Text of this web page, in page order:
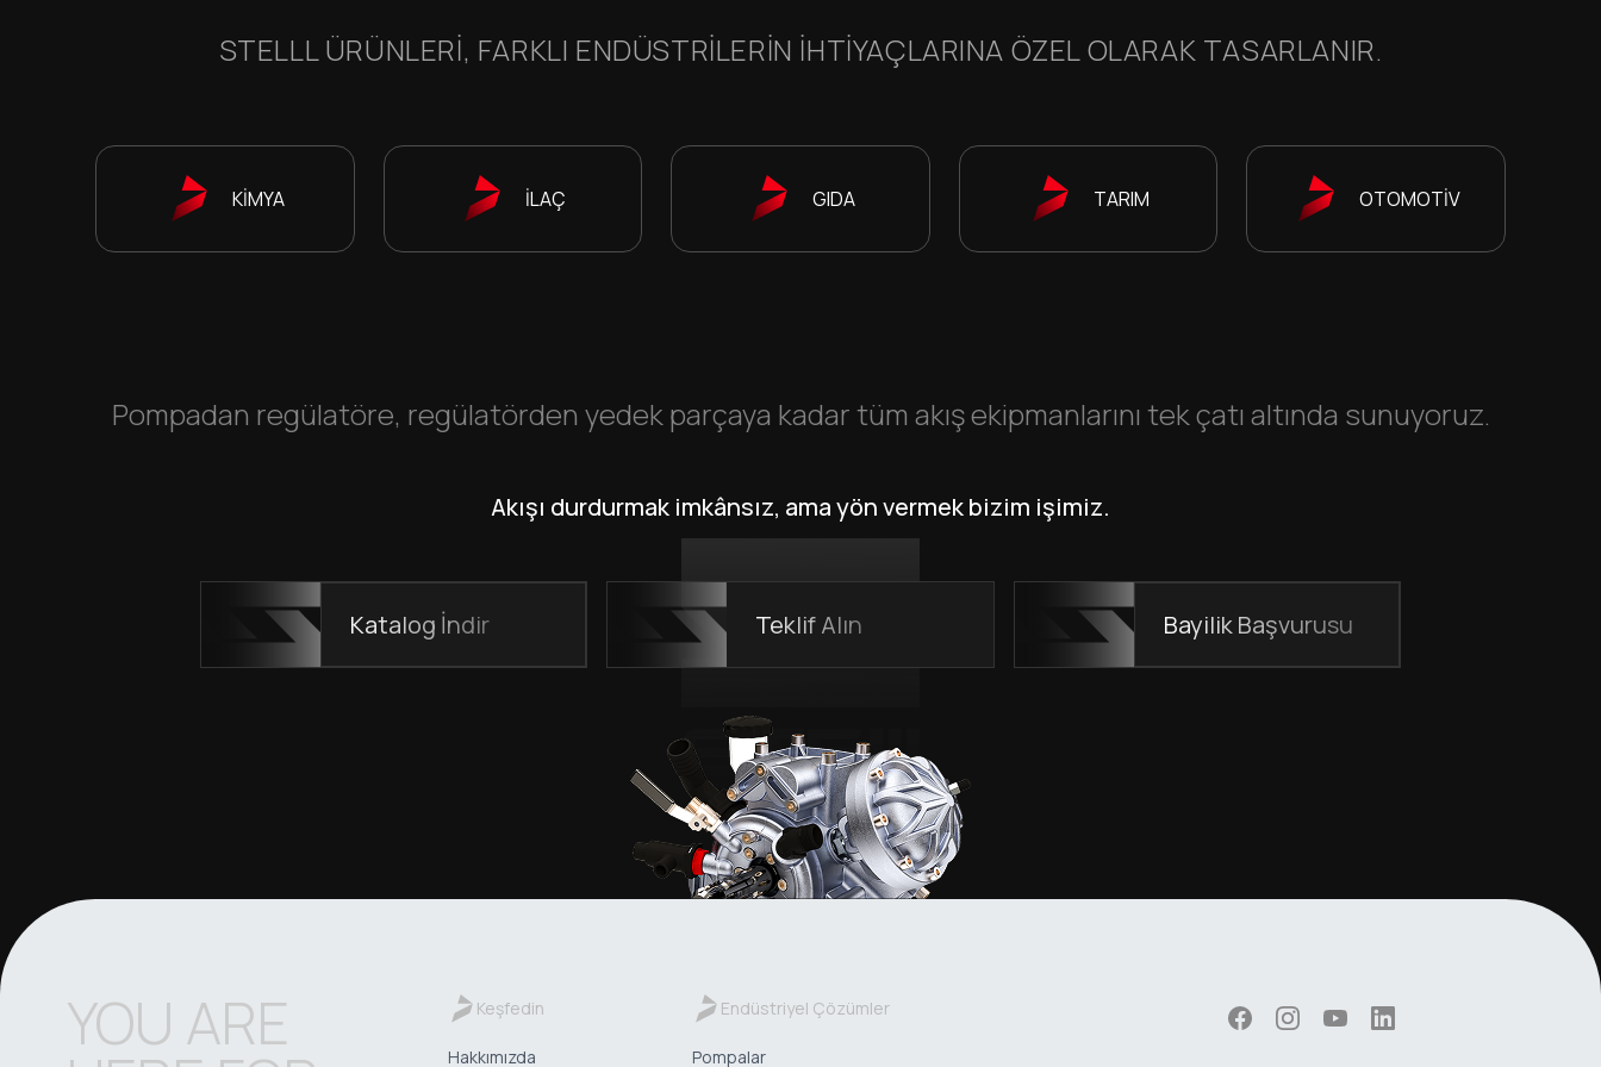
STELLL ÜRÜNLERI, FARKLI ENDÜSTRILERIN IHTIYAÇLARINA ÖZEL OLARAK TASARLANIR.
KİMYA İLAÇ GIDA TARIM OTOMOTİV
Pompadan regülatöre, regülatörden yedek parçaya kadar tüm akış ekipmanlarını tek çatı altında sunuyoruz.
Akışı durdurmak imkânsız, ama yön vermek bizim işimiz.
Katalog İndir Teklif Alın Bayilik Başvurusu
YOU ARE Keşfedin
Hakkımızda
Endüstriyel Çözümler
Pompalar